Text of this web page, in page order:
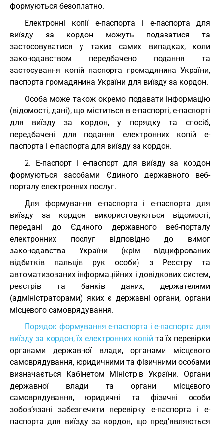
формуються безоплатно.
Електронні копії е-паспорта і е-паспорта для
виїзду за кордон можуть подаватися та
застосовуватися у таких самих випадках, коли
законодавством передбачено подання та
застосування копій паспорта громадянина України,
паспорта громадянина України для виїзду за кордон.
Особа може також окремо подавати інформацію
(відомості, дані), що міститься в е-паспорті, е-паспорті
для виїзду за кордон, у порядку та спосіб,
передбачені для подання електронних копій е-
паспорта і е-паспорта для виїзду за кордон.
2. Е-паспорт і е-паспорт для виїзду за кордон
формуються засобами Єдиного державного веб-
порталу електронних послуг.
Для формування е-паспорта і е-паспорта для
виїзду за кордон використовуються відомості,
передані до Єдиного державного веб-порталу
електронних послуг відповідно до вимог
законодавства України (крім відцифрованих
відбитків пальців рук особи) з Реєстру та
автоматизованих інформаційних і довідкових систем,
реєстрів та банків даних, держателями
(адміністраторами) яких є державні органи, органи
місцевого самоврядування.
Порядок формування е-паспорта і е-паспорта для
виїзду за кордон, їх електронних копій та їх перевірки
органами державної влади, органами місцевого
самоврядування, юридичними та фізичними особами
визначається Кабінетом Міністрів України. Органи
державної влади та органи місцевого
самоврядування, юридичні та фізичні особи
зобов’язані забезпечити перевірку е-паспорта і е-
паспорта для виїзду за кордон, що пред’являються